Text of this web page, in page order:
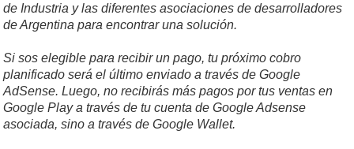
de Industria y las diferentes asociaciones de desarrolladores
de Argentina para encontrar una solución.
Si sos elegible para recibir un pago, tu próximo cobro
planificado será el último enviado a través de Google
AdSense. Luego, no recibirás más pagos por tus ventas en
Google Play a través de tu cuenta de Google Adsense
asociada, sino a través de Google Wallet.